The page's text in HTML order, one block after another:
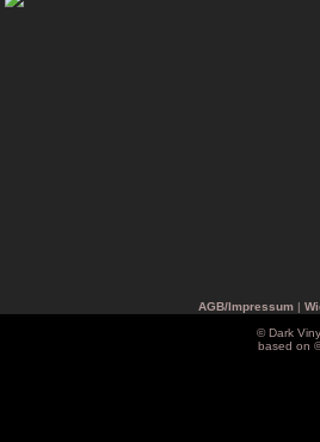
AGB/Impressum|
© Dark
based on